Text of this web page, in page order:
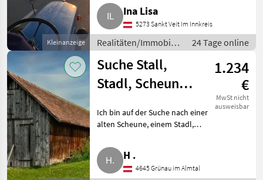
Kleinanzeige
den Nachbarn gestört zu
fühlen, weil der Hahn kräht. Wo
Obstbäu
Ina Lisa
5273 Sankt Veit Im Innkreis
Realitäten/Immobilien
/ Sonstige
Immobilien
24 Tage online
Suche Stall,
Stadl, Scheune
1.234
€
MwSt nicht
ausweisbar
Ich bin auf der Suche nach einer
alten Scheune, einem Stadl,
einem ungenutzten
Nebengebäude zur langfristigen
Pacht oder zum Kauf. Was ic
H .
4645 Grünau im Almtal